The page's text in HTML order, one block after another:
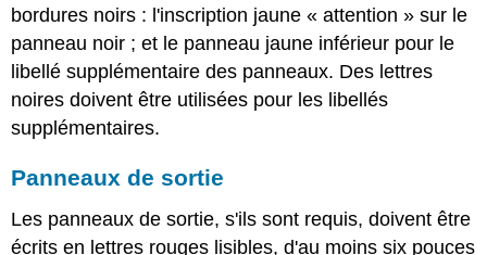
bordures noirs : l'inscription jaune « attention » sur le
panneau noir ; et le panneau jaune inférieur pour le
libellé supplémentaire des panneaux. Des lettres
noires doivent être utilisées pour les libellés
supplémentaires.
Panneaux de sortie
Les panneaux de sortie, s'ils sont requis, doivent être
écrits en lettres rouges lisibles, d'au moins six pouces